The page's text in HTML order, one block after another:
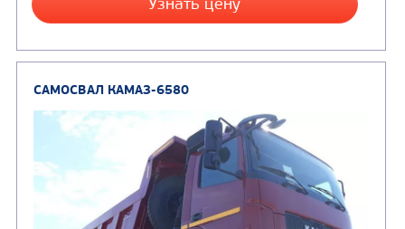
САМОСВАЛ КАМАЗ-6520 В НАЛИЧИИ